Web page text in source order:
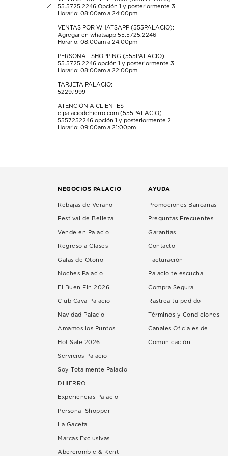
de
de
de
de
envío.
55.5725.2246 Opción 1 y posteriormente 3
Horario: 08:00am a 24:00pm
VENTAS POR WHATSAPP (555PALACIO):
Agregar en whatsapp 55.5725.2246
Horario: 08:00am a 24:00pm
PERSONAL SHOPPING (555PALACIO):
55.5725.2246 opción 1 y posteriormente 3
Horario: 08:00am a 22:00pm
TARJETA PALACIO:
5229.1999
ATENCIÓN A CLIENTES
elpalaciodehierro.com (555PALACIO)
5557252246 opción 1 y posteriormente 2
Horario: 09:00am a 21:00pm
NEGOCIOS PALACIO
Rebajas de Verano
Festival de Belleza
Vende en Palacio
Regreso a Clases
Galas de Otoño
Noches Palacio
El Buen Fin 2026
Club Cava Palacio
Navidad Palacio
Amamos los Puntos
Hot Sale 2026
Servicios Palacio
Soy Totalmente Palacio
DHIERRO
Experiencias Palacio
Personal Shopper
La Gaceta
Marcas Exclusivas
Abercrombie & Kent
AYUDA
Promociones Bancarias
Preguntas Frecuentes
Garantías
Contacto
Facturación
Palacio te escucha
Compra Segura
Rastrea tu pedido
Términos y Condiciones
Canales Oficiales de
Comunicación